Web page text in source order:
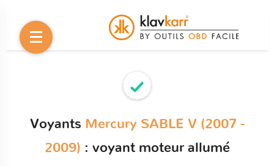
Voyants Mercury SABLE V (2007 -
2009) : voyant moteur allumé